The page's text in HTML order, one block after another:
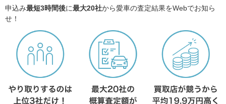
申込み最短3時間後に最大20社から愛車の査定結果をWebでお知ら
せ！